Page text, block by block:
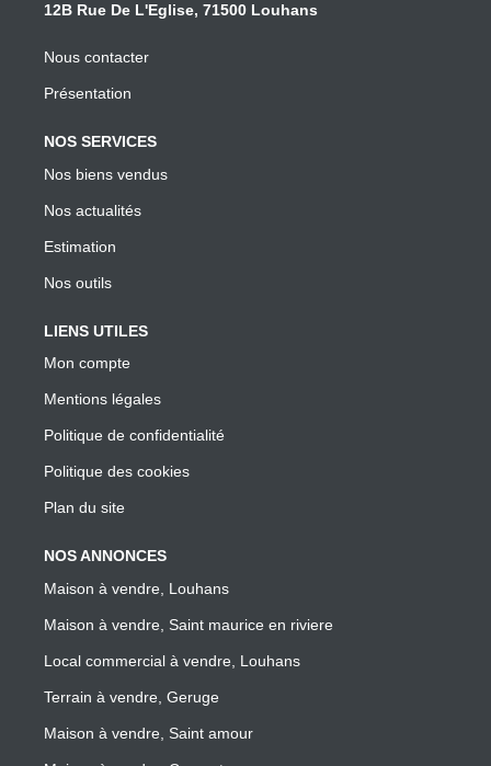
12B Rue De L'Eglise, 71500 Louhans
Nous contacter
Présentation
NOS SERVICES
Nos biens vendus
Nos actualités
Estimation
Nos outils
LIENS UTILES
Mon compte
Mentions légales
Politique de confidentialité
Politique des cookies
Plan du site
NOS ANNONCES
Maison à vendre, Louhans
Maison à vendre, Saint maurice en riviere
Local commercial à vendre, Louhans
Terrain à vendre, Geruge
Maison à vendre, Saint amour